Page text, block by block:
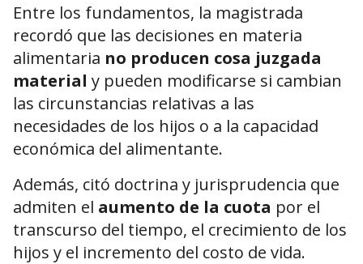
Entre los fundamentos, la magistrada
recordó que las decisiones en materia
alimentaria no producen cosa juzgada
material y pueden modificarse si cambian
las circunstancias relativas a las
necesidades de los hijos o a la capacidad
económica del alimentante.
Además, citó doctrina y jurisprudencia que
admiten el aumento de la cuota por el
transcurso del tiempo, el crecimiento de los
hijos y el incremento del costo de vida.